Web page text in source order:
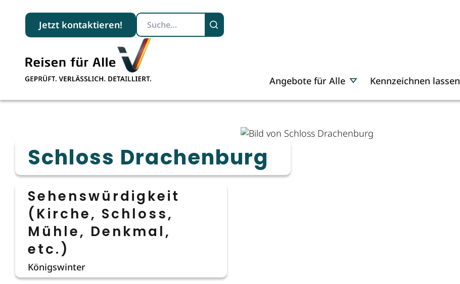
Angebote für Alle Kennzeichnen lassen
Jetzt kontaktieren!
Suchbegriff
Schloss Drachenburg
Sehenswürdigkeit
(Kirche, Schloss,
Mühle, Denkmal,
etc.)
Königswinter